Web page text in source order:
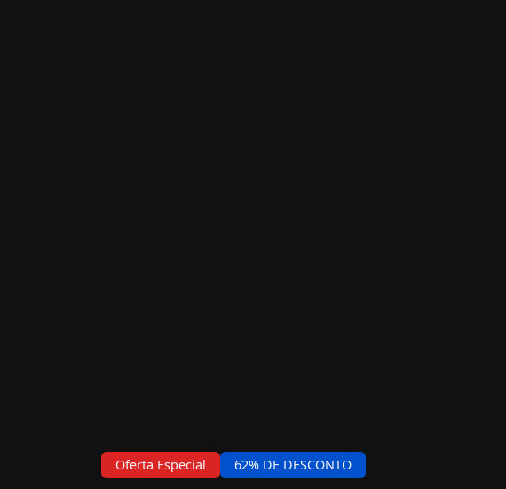
Oferta Especial 62% DE DESCONTO